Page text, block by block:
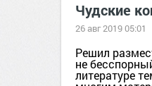
Чудские
26 авг 2019 05:01
Решил
не
литературе